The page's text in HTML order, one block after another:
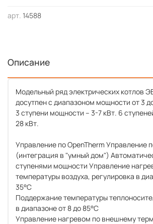
арт. 14588
Описание
Модельный ряд электрических котлов
досутпен с диапазоном мощности от 3
3 ступени мощности – 3-7 кВт. 6
28 кВт.
Управление по OpenTherm Управление
(интеграция в "умный дом")
ступенями мощности Управление
температуры воздуха, регулировка в
35°С
Поддержание температуры
в диапазоне от 8 до 85°С
Управление нагревом по внешнему